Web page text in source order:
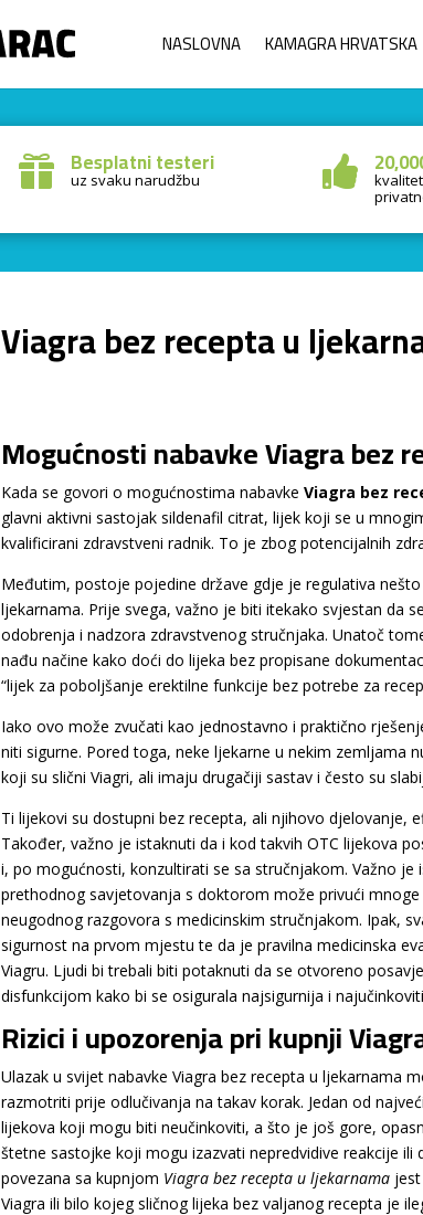
NASLOVNA KAMAGRA HRVATSKA
 Besplatni testeri
uz svaku narudžbu 
Viagra bez recepta u
Mogućnosti nabavke Viagra bez
Kada se govori o mogućnostima nabavkeViagra bez
glavni aktivni sastojak sildenafil citrat, lijek koji se u
kvalificirani zdravstveni radnik. To je zbog potencijalnih
Međutim, postoje pojedine države gdje je regulativa
ljekarnama. Prije svega, važno je biti itekako svjestan da
odobrenja i nadzora zdravstvenog stručnjaka. Unatoč
nađu načine kako doći do lijeka bez propisane
“lijek za poboljšanje erektilne funkcije bez potrebe za
Iako ovo može zvučati kao jednostavno i praktično
niti sigurne. Pored toga, neke ljekarne u nekim zemljama
koji su slični Viagri, ali imaju drugačiji sastav i često su
Ti lijekovi su dostupni bez recepta, ali njihovo djelovanje,
Također, važno je istaknuti da i kod takvih OTC lijekova
i, po mogućnosti, konzultirati se sa stručnjakom. Važno
prethodnog savjetovanja s doktorom može privući
neugodnog razgovora s medicinskim stručnjakom. Ipak,
sigurnost na prvom mjestu te da je pravilna medicinska
Viagru. Ljudi bi trebali biti potaknuti da se otvoreno
disfunkcijom kako bi se osigurala najsigurnija i
Rizici i upozorenja pri kupnji
Ulazak u svijet nabavke Viagra bez recepta u ljekarnama
razmotriti prije odlučivanja na takav korak. Jedan od
lijekova koji mogu biti neučinkoviti, a što je još gore,
štetne sastojke koji mogu izazvati nepredvidive reakcije
povezana sa kupnjom Viagra bez recepta u ljekarnama
Viagra ili bilo kojeg sličnog lijeka bez valjanog recepta je